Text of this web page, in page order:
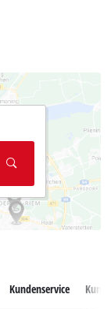
Kundenservice